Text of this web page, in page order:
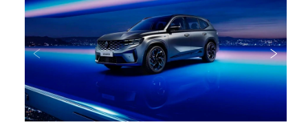
Anterior